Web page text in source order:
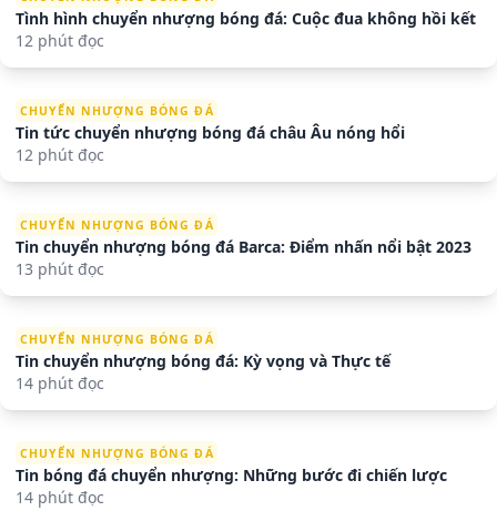
Tình hình chuyển nhượng bóng đá: Cuộc đua không hồi kết
12 phút đọc
CHUYỂN NHƯỢNG BÓNG ĐÁ
Tin tức chuyển nhượng bóng đá châu Âu nóng hổi
12 phút đọc
CHUYỂN NHƯỢNG BÓNG ĐÁ
Tin chuyển nhượng bóng đá Barca: Điểm nhấn nổi bật 2023
13 phút đọc
CHUYỂN NHƯỢNG BÓNG ĐÁ
Tin chuyển nhượng bóng đá: Kỳ vọng và Thực tế
14 phút đọc
CHUYỂN NHƯỢNG BÓNG ĐÁ
Tin bóng đá chuyển nhượng: Những bước đi chiến lược
14 phút đọc